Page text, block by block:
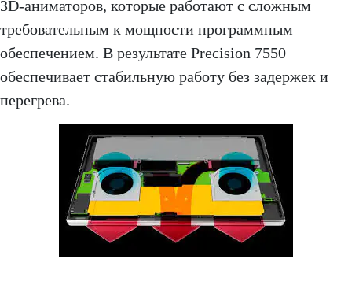
3D-аниматоров, которые работают с сложным
требовательным к мощности программным
обеспечением. В результате Precision 7550
обеспечивает стабильную работу без задержек и
перегрева.